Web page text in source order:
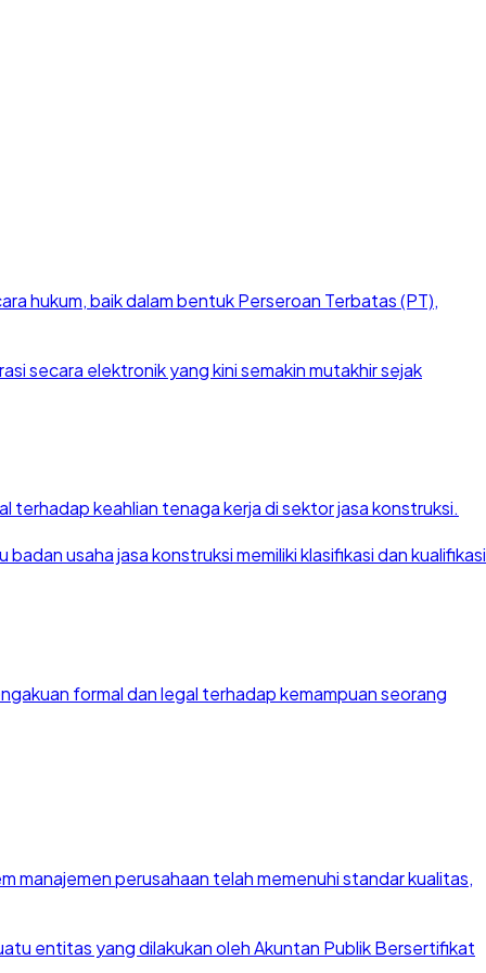
hukum, baik dalam bentuk Perseroan Terbatas (PT),
secara elektronik yang kini semakin mutakhir sejak
keahlian tenaga kerja di sektor jasa konstruksi.
usaha jasa konstruksi memiliki klasifikasi dan kualifikasi
formal dan legal terhadap kemampuan seorang
perusahaan telah memenuhi standar kualitas,
entitas yang dilakukan oleh Akuntan Publik Bersertifikat